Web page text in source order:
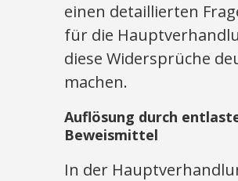
einen detaillierten
für die
diese Widersprüche
machen.
Auflösung durch
Beweismittel
In der